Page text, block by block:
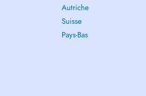
Autriche
Suisse
Pays-Bas